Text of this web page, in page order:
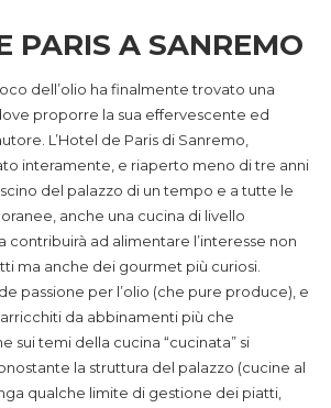
PARIS A SANREMO
dell’olio ha finalmente trovato una
proporre la sua effervescente ed
L’Hotel de Paris di Sanremo,
interamente, e riaperto meno di tre anni
del palazzo di un tempo e a tutte le
anche una cucina di livello
contribuirà ad alimentare l’interesse non
ma anche dei gourmet più curiosi.
passione per l’olio (che pure produce), e
da abbinamenti più che
sui temi della cucina “cucinata” si
la struttura del palazzo (cucine al
qualche limite di gestione dei piatti,